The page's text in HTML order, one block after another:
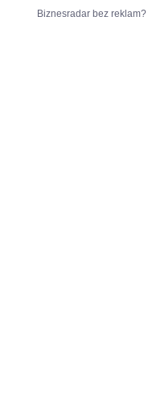
Biznesradar bez reklam?